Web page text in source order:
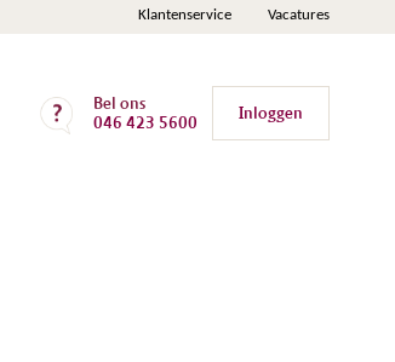
Klantenservice Vacatures
Bel ons
046 423 5600
Inloggen